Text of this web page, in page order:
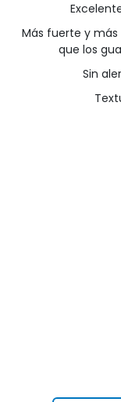
Más fuerte y más
que los
Sin